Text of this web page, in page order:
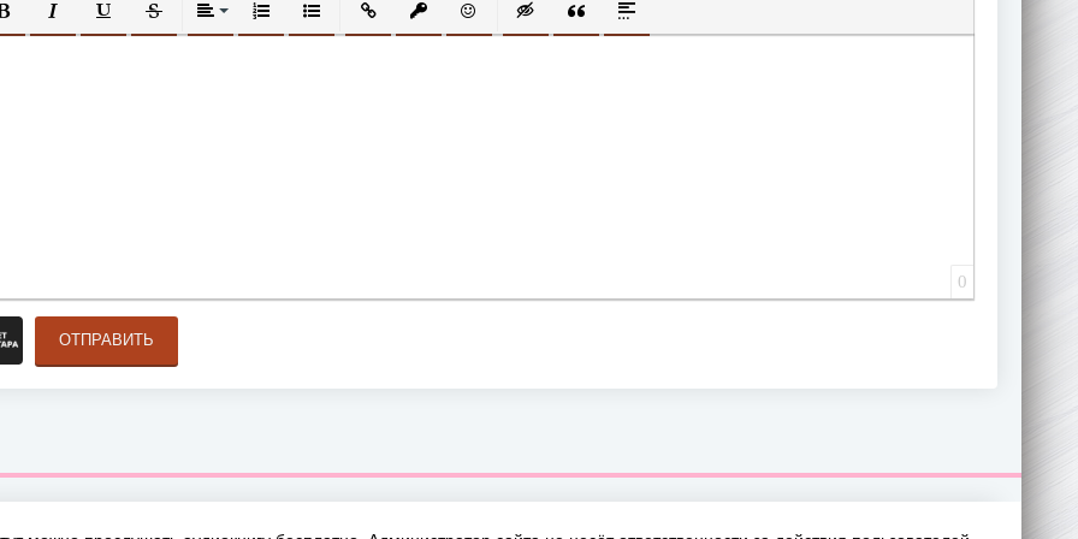
КУРСИВПОДЧЕРКНУТЫЙ
ЗАЧЕРКНУТЫЙВЫРАВНИВАНИЕ
НУМЕРОВАННЫЙ СПИСОК
МАРКИРОВАННЫЙ СПИСОК
ВСТАВИТЬ ССЫЛКУ
ВСТАВИТЬ ЗАЩИЩЕННУЮ ССЫЛКУ
ВСТАВИТЬ СМАЙЛИК
ВСТАВКА СКРЫТОГО ТЕКСТА
ВСТАВКА ЦИТАТЫ
ВСТАВКА СПОЙЛЕРА
0
ОТПРАВИТЬ